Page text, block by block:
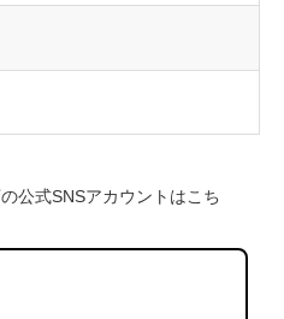
公式SNSアカウントはこち